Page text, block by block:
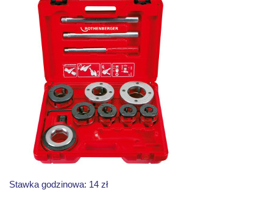
Stawka godzinowa: 14 zł